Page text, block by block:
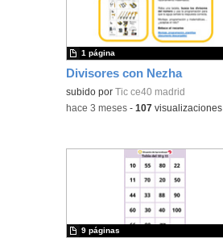
Divisores con Nezha
subido por Tic ce40 madrid
1 página
-hace 3 meses -107 visualizaciones
9 páginas